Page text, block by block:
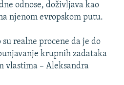
odnose, doživljava kao
njenom evropskom putu.
realne procene da je do
krupnih zadataka
vlastima – Aleksandra